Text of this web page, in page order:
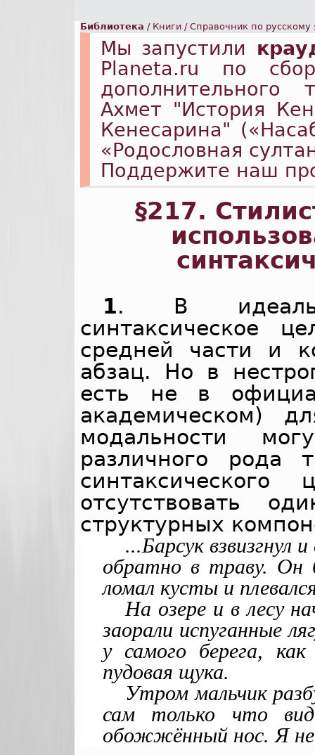
Библиотека / Книги / Справочник по русскому
Мы запустили
Planeta.ru по
дополнительного
Ахмет "История
Кенесарина"
«Родословная
Поддержите наш
§217.
1. В
синтаксическое
средней части и
абзац. Но в
есть не в
академическом)
модальности
различного рода
отсутствовать
структурных
...Барсук взвизгнул
обратно в траву. Он
ломал кусты и
На озере и в лесу
заорали испуганные
у самого берега,
пудовая щука.
Утром мальчик
сам только что
обожжённый нос. Я не